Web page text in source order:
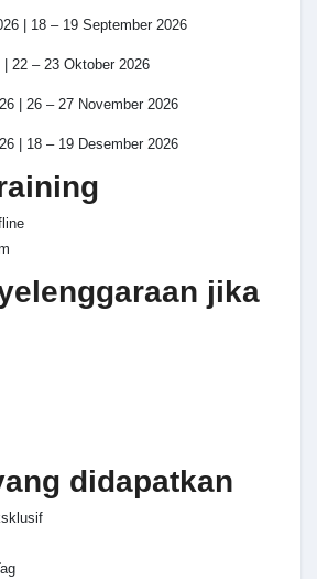
| 18 – 19 September 2026
22 – 23 Oktober 2026
| 26 – 27 November 2026
| 18 – 19 Desember 2026
jika
didapatkan